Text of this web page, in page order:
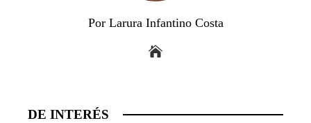
Por Larura Infantino Costa
DE INTERÉS